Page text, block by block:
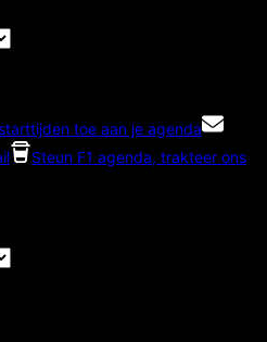
toe aan je agenda
Steun F1 agenda, trakteer ons